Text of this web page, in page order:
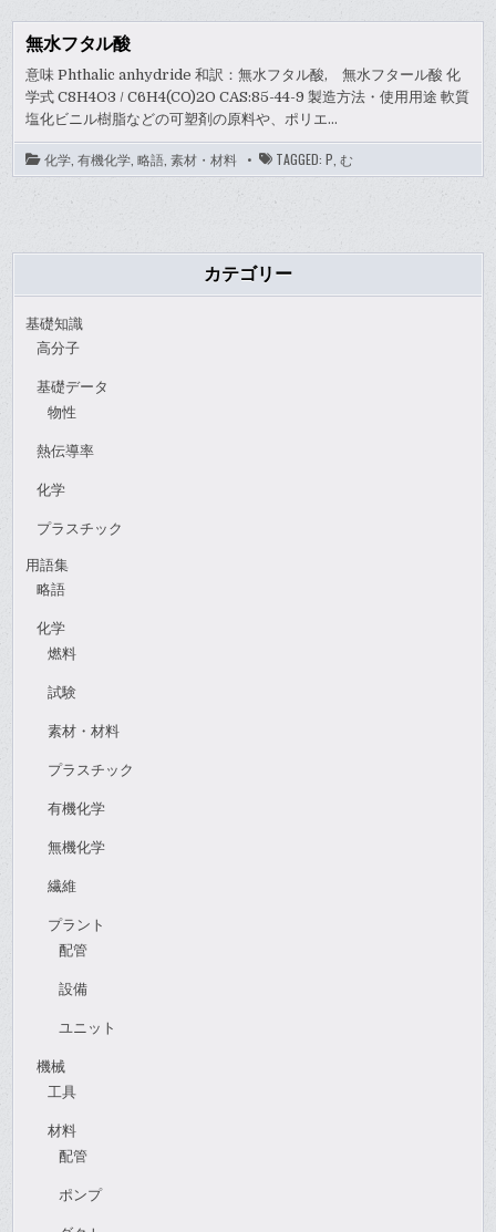
無水フタル酸
意味 Phthalic anhydride 和訳：無水フタル酸, 無水フタール酸 化
学式 C8H4O3 / C6H4(CO)2O CAS:85-44-9 製造方法・使用用途 軟質
塩化ビニル樹脂などの可塑剤の原料や、ポリエ…
化学 ,有機化学 ,略語 ,素材・材料 TAGGED:P ,む
カテゴリー
基礎知識
高分子
基礎データ
物性
熱伝導率
化学
プラスチック
用語集
略語
化学
燃料
試験
素材・材料
プラスチック
有機化学
無機化学
繊維
プラント
配管
設備
ユニット
機械
工具
材料
配管
ポンプ